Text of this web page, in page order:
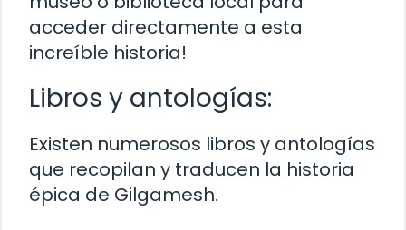
acceder directamente a esta
increíble historia!
Libros y antologías:
Existen numerosos libros y antologías
que recopilan y traducen la historia
épica de Gilgamesh.